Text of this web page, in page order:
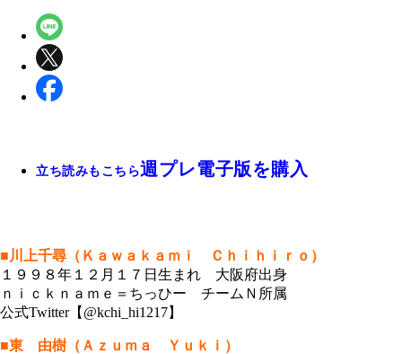
立ち読みもこちら週プレ電子版を購入
■川上千尋（Ｋａｗａｋａｍｉ Ｃｈｉｈｉｒｏ）
１９９８年１２月１７日生まれ 大阪府出身
ｎｉｃｋｎａｍｅ＝ちっひー チームＮ所属
公式Twitter【@kchi_hi1217】
■東 由樹（Ａｚｕｍａ Ｙｕｋｉ）